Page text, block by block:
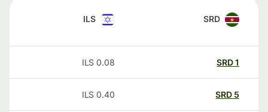
SRD
ILS
SRD
0.08
ILS
SRD
0.40
ILS